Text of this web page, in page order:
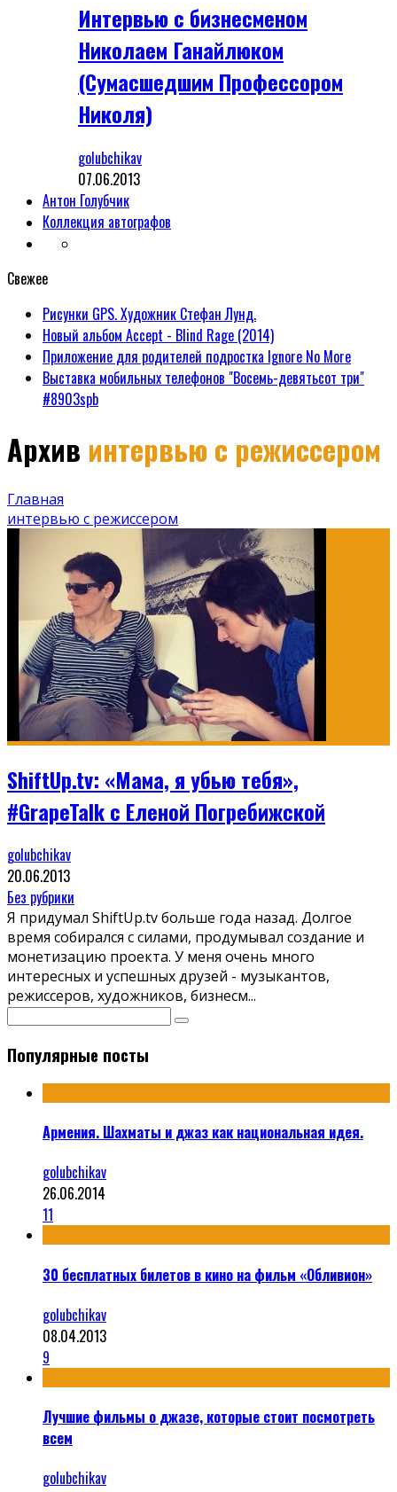
Интервью с бизнесменом
Николаем Ганайлюком
(Сумасшедшим Профессором
Николя)
golubchikav
07.06.2013
Антон Голубчик
Коллекция автографов
Свежее
Рисунки GPS. Художник Стефан Лунд.
Новый альбом Accept - Blind Rage (2014)
Приложение для родителей подростка Ignore No More
Выставка мобильных телефонов "Восемь-девятьсот три"
#8903spb
Архив интервью с режиссером
Главная
интервью с режиссером
ShiftUp.tv: «Мама, я убью тебя»,
#GrapeTalk с Еленой Погребижской
golubchikav
20.06.2013
Без рубрики
Я придумал ShiftUp.tv больше года назад. Долгое
время собирался с силами, продумывал создание и
монетизацию проекта. У меня очень много
интересных и успешных друзей - музыкантов,
режиссеров, художников, бизнесм...
Популярные посты
Армения. Шахматы и джаз как национальная идея.
golubchikav
26.06.2014
11
30 бесплатных билетов в кино на фильм «Обливион»
golubchikav
08.04.2013
9
Лучшие фильмы о джазе, которые стоит посмотреть
всем
golubchikav